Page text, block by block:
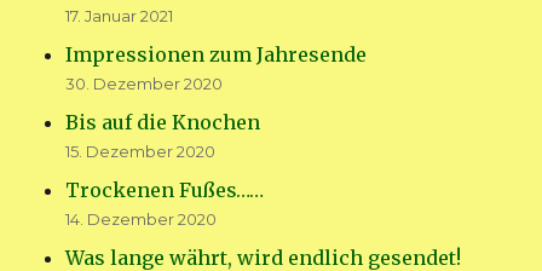
17. Januar 2021
Impressionen zum Jahresende
30. Dezember 2020
Bis auf die Knochen
15. Dezember 2020
Trockenen Fußes……
14. Dezember 2020
Was lange währt, wird endlich gesendet!